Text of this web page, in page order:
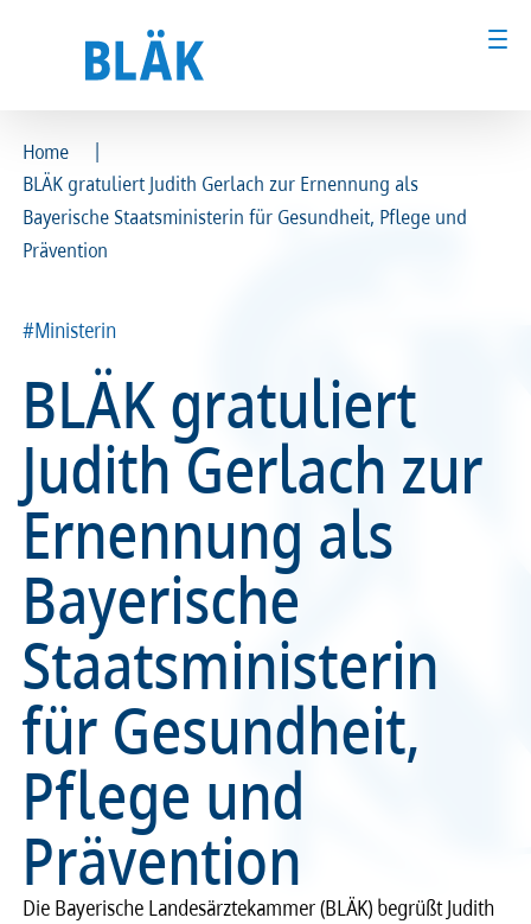
Ärztinnen und Ärzte
MFA & Fachpersonal
Patientinnen und Patienten
Kammer & Politik
Presse
Karriere
Recht
Service & Kontakt
meineBLÄK
Ärztinnen und Ärzte
MFA & Fachpersonal
Patientinnen und Patienten
Kammer & Politik
Presse
Karriere
Recht
Service & Kontakt
meineBLÄK
Home
|
BLÄK gratuliert Judith Gerlach zur Ernennung als
Bayerische Staatsministerin für Gesundheit, Pflege und
Prävention
#Ministerin
BLÄK gratuliert
Judith Gerlach zur
Ernennung als
Bayerische
Staatsministerin
für Gesundheit,
Pflege und
Prävention
Die Bayerische Landesärztekammer (BLÄK) begrüßt Judith